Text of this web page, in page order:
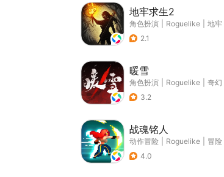
地牢求生2
角色扮演 Roguelike 地牢
2.1
暖雪
角色扮演 Roguelike 奇幻
3.2
战魂铭人
动作冒险 Roguelike 冒险
4.0